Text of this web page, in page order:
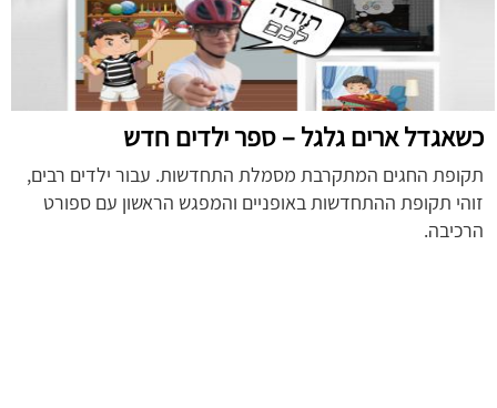
כשאגדל ארים גלגל – ספר ילדים חדש
תקופת החגים המתקרבת מסמלת התחדשות. עבור ילדים רבים,
זוהי תקופת ההתחדשות באופניים והמפגש הראשון עם ספורט
הרכיבה.